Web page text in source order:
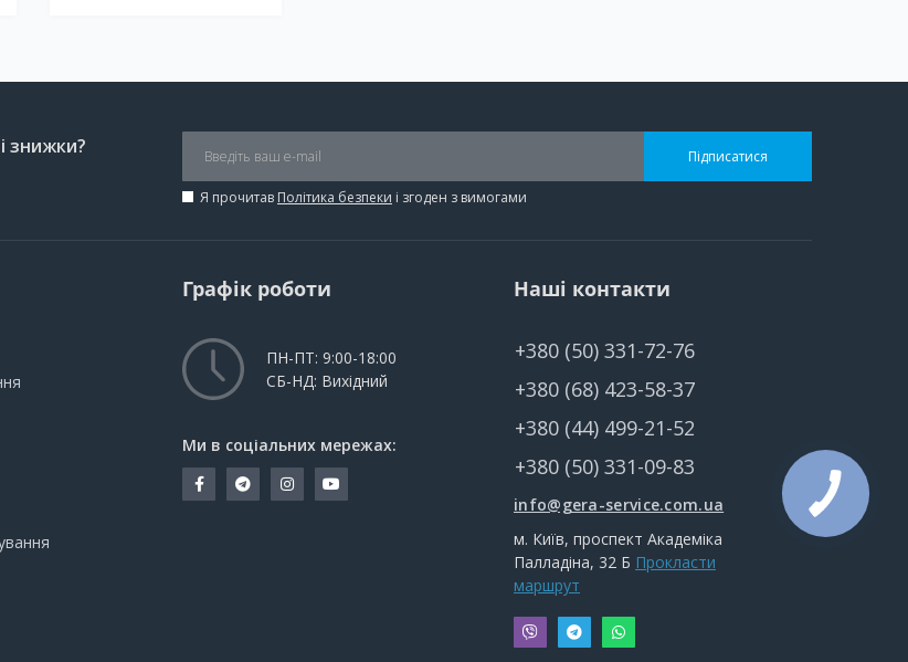
знижки? Підписатися
Я прочитав Політика безпеки і згоден з вимогами
Графік роботи
ПН-ПТ: 9:00-18:00
СБ-НД: Вихідний
Ми в соціальних мережах:
Наші контакти
+380 (50) 331-72-76
+380 (68) 423-58-37
+380 (44) 499-21-52
+380 (50) 331-09-83
info@gera-service.com.ua
м. Київ, проспект Академіка
Палладіна, 32 Б Прокласти
маршрут